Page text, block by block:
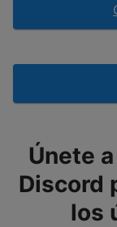
Únete
Discord
los